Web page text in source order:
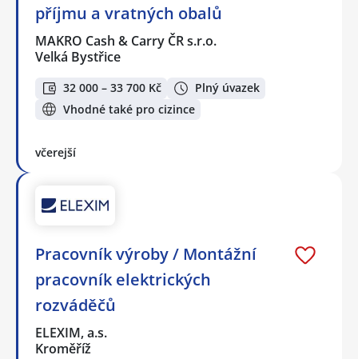
příjmu a vratných obalů
MAKRO Cash & Carry ČR s.r.o.
Velká Bystřice
32 000 – 33 700 Kč
Plný úvazek
Vhodné také pro cizince
včerejší
Pracovník výroby / Montážní
pracovník elektrických
rozváděčů
ELEXIM, a.s.
Kroměříž